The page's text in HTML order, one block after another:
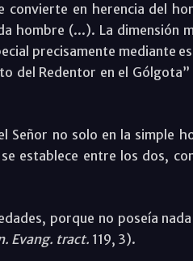
convierte en herencia del
hombre (...). La dimensión
precisamente mediante
del Redentor en el Gólgota”
Señor no solo en la simple
establece entre los dos,
porque no poseía
Evang. tract. 119, 3).